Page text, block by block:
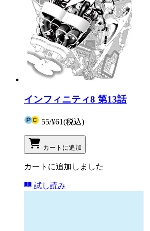
インフィニティ8 第13話
55/¥61(税込)
カートに追加
カートに追加しました
試し読み